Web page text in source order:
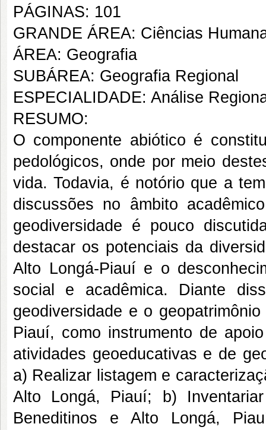
PÁGINAS: 101
GRANDE ÁREA: Ciências
ÁREA: Geografia
SUBÁREA: Geografia Regional
ESPECIALIDADE: Análise
RESUMO:
O componente abiótico é
pedológicos, onde por meio
vida. Todavia, é notório que a
discussões no âmbito
geodiversidade é pouco
destacar os potenciais da
Alto Longá-Piauí e o
social e acadêmica. Diante
geodiversidade e o
Piauí, como instrumento de
atividades geoeducativas e de
a) Realizar listagem e
Alto Longá, Piauí; b)
Beneditinos e Alto Longá,